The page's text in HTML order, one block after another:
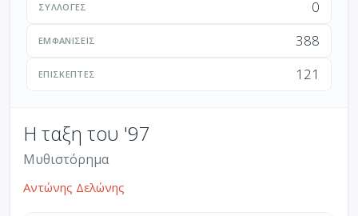
ΣΥΛΛΟΓΈΣ 0
ΕΜΦΑΝΊΣΕΙΣ 388
ΕΠΙΣΚΈΠΤΕΣ 121
Η ταξη του '97
Μυθιστόρημα
Αντώνης Δελώνης